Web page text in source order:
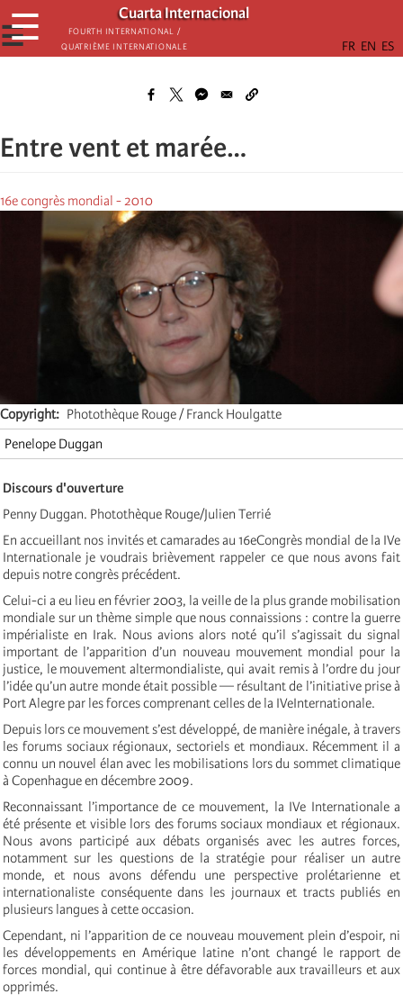
Skip
to
main
Cuarta Internacional
Fourth International /
Quatrième internationale
☰
☰
Entre vent et marée…
16e congrès mondial - 2010
Copyright
Photothèque Rouge / Franck Houlgatte
Penelope Duggan
Discours d'ouverture
Penny Duggan. Photothèque Rouge/Julien Terrié
En accueillant nos invités et camarades au 16eCongrès mondial de la IVe
Internationale je voudrais brièvement rappeler ce que nous avons fait
depuis notre congrès précédent.
Celui-ci a eu lieu en février 2003, la veille de la plus grande mobilisation
mondiale sur un thème simple que nous connaissions : contre la guerre
impérialiste en Irak. Nous avions alors noté qu’il s’agissait du signal
important de l’apparition d’un nouveau mouvement mondial pour la
justice, le mouvement altermondialiste, qui avait remis à l’ordre du jour
l’idée qu’un autre monde était possible — résultant de l’initiative prise à
Port Alegre par les forces comprenant celles de la IVeInternationale.
Depuis lors ce mouvement s’est développé, de manière inégale, à travers
les forums sociaux régionaux, sectoriels et mondiaux. Récemment il a
connu un nouvel élan avec les mobilisations lors du sommet climatique
à Copenhague en décembre 2009.
Reconnaissant l’importance de ce mouvement, la IVe Internationale a
été présente et visible lors des forums sociaux mondiaux et régionaux.
Nous avons participé aux débats organisés avec les autres forces,
notamment sur les questions de la stratégie pour réaliser un autre
monde, et nous avons défendu une perspective prolétarienne et
internationaliste conséquente dans les journaux et tracts publiés en
plusieurs langues à cette occasion.
Cependant, ni l’apparition de ce nouveau mouvement plein d’espoir, ni
les développements en Amérique latine n’ont changé le rapport de
forces mondial, qui continue à être défavorable aux travailleurs et aux
opprimés.